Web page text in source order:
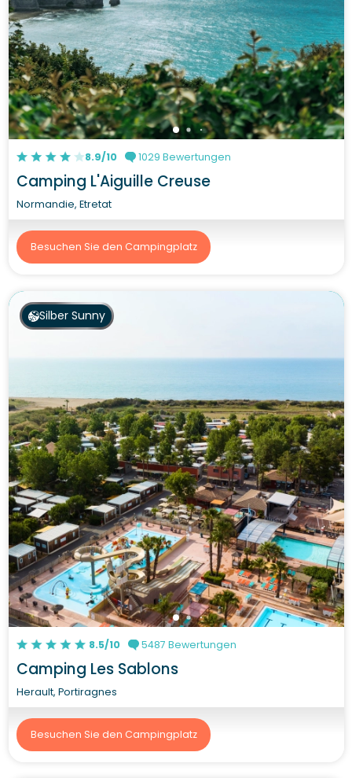
8.9/10 1029 Bewertungen
Camping L'Aiguille Creuse
Normandie, Etretat
Besuchen Sie den Campingplatz
Silber Sunny
8.5/10 5487 Bewertungen
Camping Les Sablons
Herault, Portiragnes
Besuchen Sie den Campingplatz